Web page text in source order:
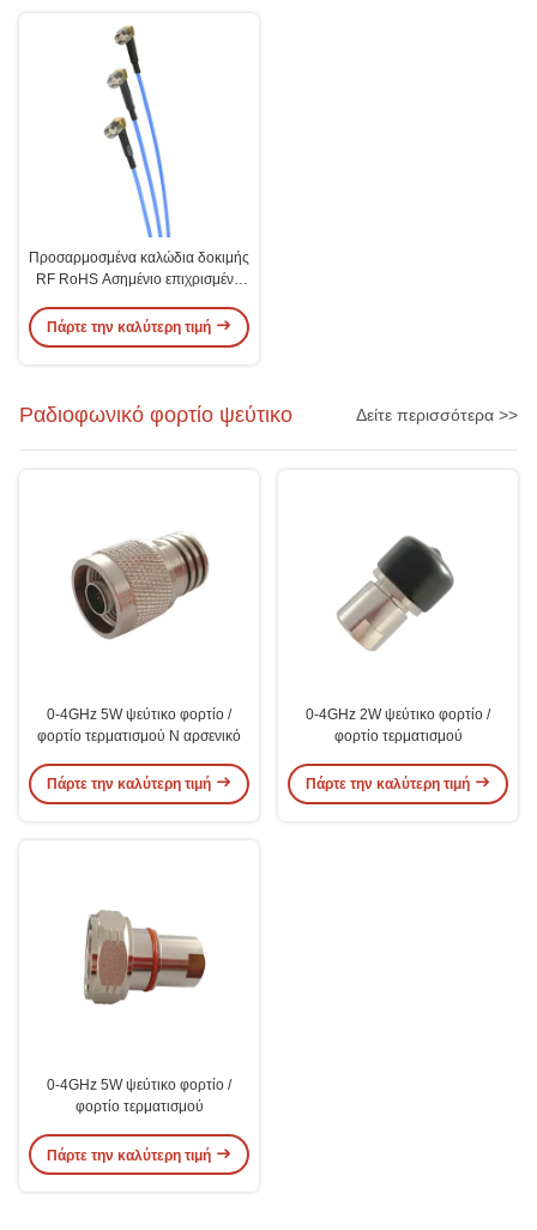
Προσαρμοσμένα καλώδια δοκιμής
RF RoHS Ασημένιο επιχρισμένο
διηλεκτρικό
Πάρτε την καλύτερη τιμή
Ραδιοφωνικό φορτίο ψεύτικο Δείτε περισσότερα >>
0-4GHz 5W ψεύτικο φορτίο /
φορτίο τερματισμού N αρσενικό
Πάρτε την καλύτερη τιμή
0-4GHz 2W ψεύτικο φορτίο /
φορτίο τερματισμού
Πάρτε την καλύτερη τιμή
0-4GHz 5W ψεύτικο φορτίο /
φορτίο τερματισμού
Πάρτε την καλύτερη τιμή